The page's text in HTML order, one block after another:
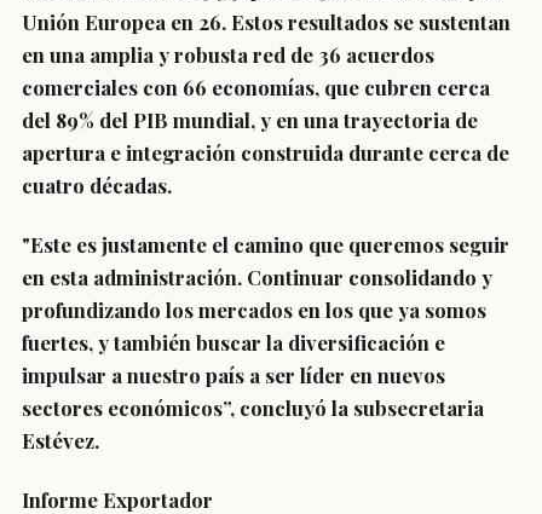
Unión Europea en 26. Estos resultados se sustentan
en una amplia y robusta red de 36 acuerdos
comerciales con 66 economías, que cubren cerca
del 89% del PIB mundial, y en una trayectoria de
apertura e integración construida durante cerca de
cuatro décadas.
"Este es justamente el camino que queremos seguir
en esta administración. Continuar consolidando y
profundizando los mercados en los que ya somos
fuertes, y también buscar la diversificación e
impulsar a nuestro país a ser líder en nuevos
sectores económicos”, concluyó la subsecretaria
Estévez.
Informe Exportador